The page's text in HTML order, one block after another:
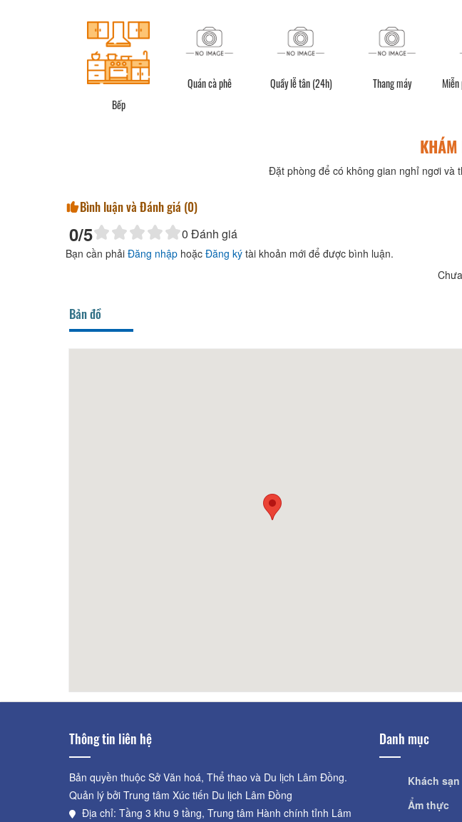
Bếp
Quán cà phê Quầy lễ tân (24h) Thang máy
Đặt phòng để có không gian nghỉ ngơi và
Bình luận và Đánh giá (0)
0/5 0 Đánh giá
Bạn cần phải Đăng nhập hoặc Đăng ký tài khoản mới để được bình luận.
Bản đồ
Thông tin liên hệ
Bản quyền thuộc Sở Văn hoá, Thể thao và Du lịch Lâm Đồng.
Quản lý bởi Trung tâm Xúc tiến Du lịch Lâm Đồng
Địa chỉ: Tầng 3 khu 9 tầng, Trung tâm Hành chính tỉnh Lâm
Danh mục
Khách sạn
Ẩm thực